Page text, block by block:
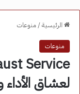
الرئيسية/ منوعات
منوعات
لعشاق الأداء